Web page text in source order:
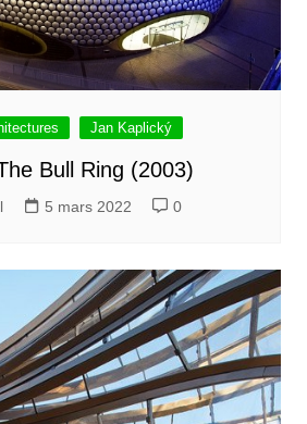
Jan Kaplický
Bull Ring (2003)
5 mars 2022 0